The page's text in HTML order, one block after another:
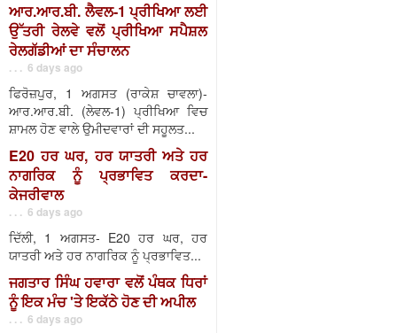
ਆਰ.ਆਰ.ਬੀ. ਲੈਵਲ-1 ਪ੍ਰੀਖਿਆ ਲਈ
ਉੱਤਰੀ ਰੇਲਵੇ ਵਲੋਂ ਪ੍ਰੀਖਿਆ ਸਪੈਸ਼ਲ
ਰੇਲਗੱਡੀਆਂ ਦਾ ਸੰਚਾਲਨ
. . . 6 days ago
ਫਿਰੋਜ਼ਪੁਰ, 1 ਅਗਸਤ (ਰਾਕੇਸ਼ ਚਾਵਲਾ)-
ਆਰ.ਆਰ.ਬੀ. (ਲੇਵਲ-1) ਪ੍ਰੀਖਿਆ ਵਿਚ
ਸ਼ਾਮਲ ਹੋਣ ਵਾਲੇ ਉਮੀਦਵਾਰਾਂ ਦੀ ਸਹੂਲਤ...
E20 ਹਰ ਘਰ, ਹਰ ਯਾਤਰੀ ਅਤੇ ਹਰ
ਨਾਗਰਿਕ ਨੂੰ ਪ੍ਰਭਾਵਿਤ ਕਰਦਾ-
ਕੇਜਰੀਵਾਲ
. . . 6 days ago
ਦਿੱਲੀ, 1 ਅਗਸਤ- E20 ਹਰ ਘਰ, ਹਰ
ਯਾਤਰੀ ਅਤੇ ਹਰ ਨਾਗਰਿਕ ਨੂੰ ਪ੍ਰਭਾਵਿਤ...
ਜਗਤਾਰ ਸਿੰਘ ਹਵਾਰਾ ਵਲੋਂ ਪੰਥਕ ਧਿਰਾਂ
ਨੂੰ ਇਕ ਮੰਚ 'ਤੇ ਇਕੱਠੇ ਹੋਣ ਦੀ ਅਪੀਲ
. . . 6 days ago